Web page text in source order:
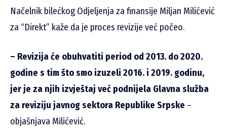
Načelnik bilećkog Odjeljenja za finansije Miljan Milićević
za “Direkt” kaže da je proces revizije već počeo.
– Revizija će obuhvatiti period od 2013. do 2020.
godine s tim što smo izuzeli 2016. i 2019. godinu,
jer je za njih izvještaj već podnijela Glavna služba
za reviziju javnog sektora Republike Srpske –
objašnjava Milićević.